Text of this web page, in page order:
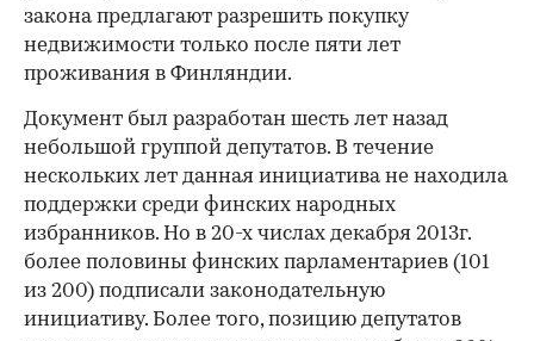
00:00 / 00:00
закона предлагают разрешить покупку
недвижимости только после пяти лет
проживания в Финляндии.
Документ был разработан шесть лет назад
небольшой группой депутатов. В течение
нескольких лет данная инициатива не находила
поддержки среди финских народных
избранников. Но в 20-х числах декабря 2013г.
более половины финских парламентариев (101
из 200) подписали законодательную
инициативу. Более того, позицию депутатов